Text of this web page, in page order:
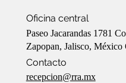
Oficina central
Paseo Jacarandas 1781
Zapopan, Jalisco, México
Contacto
recepcion@rra.mx